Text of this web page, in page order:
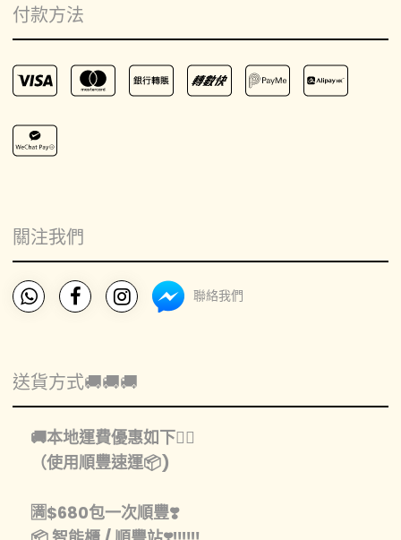
付款方法
關注我們
聯絡我們
送貨方式🚚🚚🚚
🚚本地運費優惠如下👇🏻
（使用順豐速運📦)
🈵️$680包一次順豐❣️